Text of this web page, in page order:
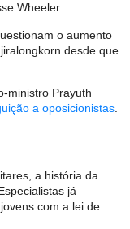
Wheeler.
o aumento
desde que
ministro Prayuth
a oposicionistas.
a história da
Especialistas já
com a lei de